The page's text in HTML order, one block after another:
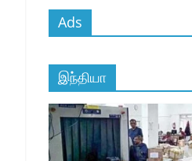
Ads
இந்தியா